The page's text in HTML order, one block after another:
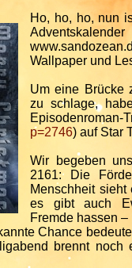
Ho, ho, ho, nun
Wallpaper und
Um eine Brücke
zu schlage,
p=2746) auf Star
Wir begeben
2161: Die
Menschheit
es gibt auch
Fremde hassen
Chance
brennt